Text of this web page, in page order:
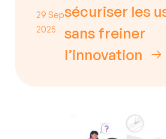
29 Sep
2025
sécuriser les
sans freiner
l’innovation